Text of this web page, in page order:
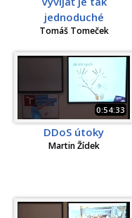
jednoduché
Tomáš Tomeček
0:54:33
DDoS útoky
Martin Žídek